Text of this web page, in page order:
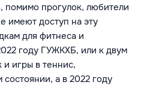
помимо прогулок, любители
имеют доступ на эту
для фитнеса и
году ГУЖКХБ, или к двум
игры в теннис,
а в 2022 году